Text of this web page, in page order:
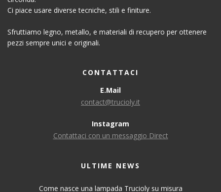
Ci piace usare diverse tecniche, stili e finiture.
Sfruttiamo legno, metallo, e materiali di recupero per ottenere
pezzi sempre unici e originali.
CONTATTACI
E.Mail
contact@trucioly.it
Instagram
Contattaci con un messaggio Direct
ULTIME NEWS
Come nasce una lampada Trucioly su misura